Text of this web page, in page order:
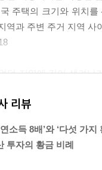
주택의 크기와 위치
역과 주변 주거 지역 사
던 지역에 길이 생겨나
간 내에 이동할 수 있다
답을 알 수 있다는 말이
리뷰
소득 8배’와 ‘다섯 가지
투자의 황금 비례